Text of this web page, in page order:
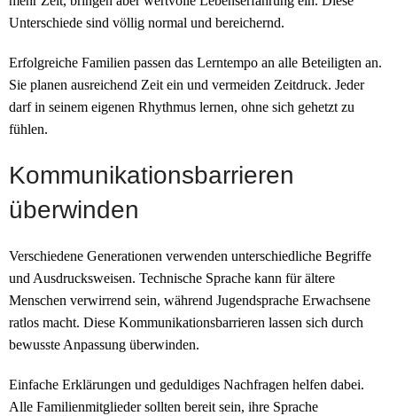
Unterschiede sind völlig normal und bereichernd.
Erfolgreiche Familien passen das Lerntempo an alle Beteiligten an.
Sie planen ausreichend Zeit ein und vermeiden Zeitdruck. Jeder
darf in seinem eigenen Rhythmus lernen, ohne sich gehetzt zu
fühlen.
Kommunikationsbarrieren
überwinden
Verschiedene Generationen verwenden unterschiedliche Begriffe
und Ausdrucksweisen. Technische Sprache kann für ältere
Menschen verwirrend sein, während Jugendsprache Erwachsene
ratlos macht. Diese Kommunikationsbarrieren lassen sich durch
bewusste Anpassung überwinden.
Einfache Erklärungen und geduldiges Nachfragen helfen dabei.
Alle Familienmitglieder sollten bereit sein, ihre Sprache